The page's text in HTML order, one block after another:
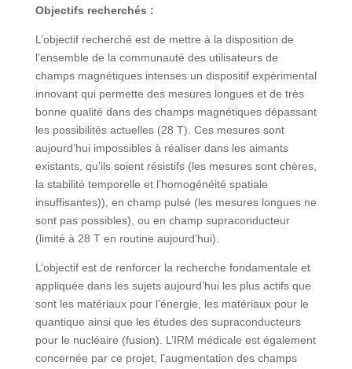
Objectifs recherchés :
L’objectif recherché est de mettre à la disposition de
l’ensemble de la communauté des utilisateurs de
champs magnétiques intenses un dispositif expérimental
innovant qui permette des mesures longues et de très
bonne qualité dans des champs magnétiques dépassant
les possibilités actuelles (28 T). Ces mesures sont
aujourd’hui impossibles à réaliser dans les aimants
existants, qu’ils soient résistifs (les mesures sont chères,
la stabilité temporelle et l’homogénéité spatiale
insuffisantes)), en champ pulsé (les mesures longues ne
sont pas possibles), ou en champ supraconducteur
(limité à 28 T en routine aujourd’hui).
L’objectif est de renforcer la recherche fondamentale et
appliquée dans les sujets aujourd’hui les plus actifs que
sont les matériaux pour l’énergie, les matériaux pour le
quantique ainsi que les études des supraconducteurs
pour le nucléaire (fusion). L’IRM médicale est également
concernée par ce projet, l’augmentation des champs